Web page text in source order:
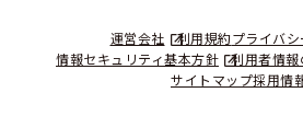
運営会社 利用規約プライバ
情報セキュリティ基本方針
利用者情
サイトマップ採用情